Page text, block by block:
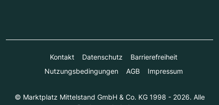
Kontakt Datenschutz
Barrierefreiheit
Nutzungsbedingungen
AGB Impressum
© Marktplatz Mittelstand GmbH & Co. KG 1998 - 2026. Alle